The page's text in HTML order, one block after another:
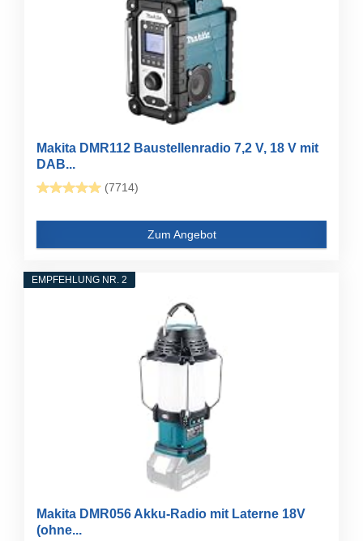
Makita DMR112 Baustellenradio 7,2 V, 18 V mit
DAB...
(7714)
Zum Angebot
EMPFEHLUNG NR. 2
Makita DMR056 Akku-Radio mit Laterne 18V
(ohne...